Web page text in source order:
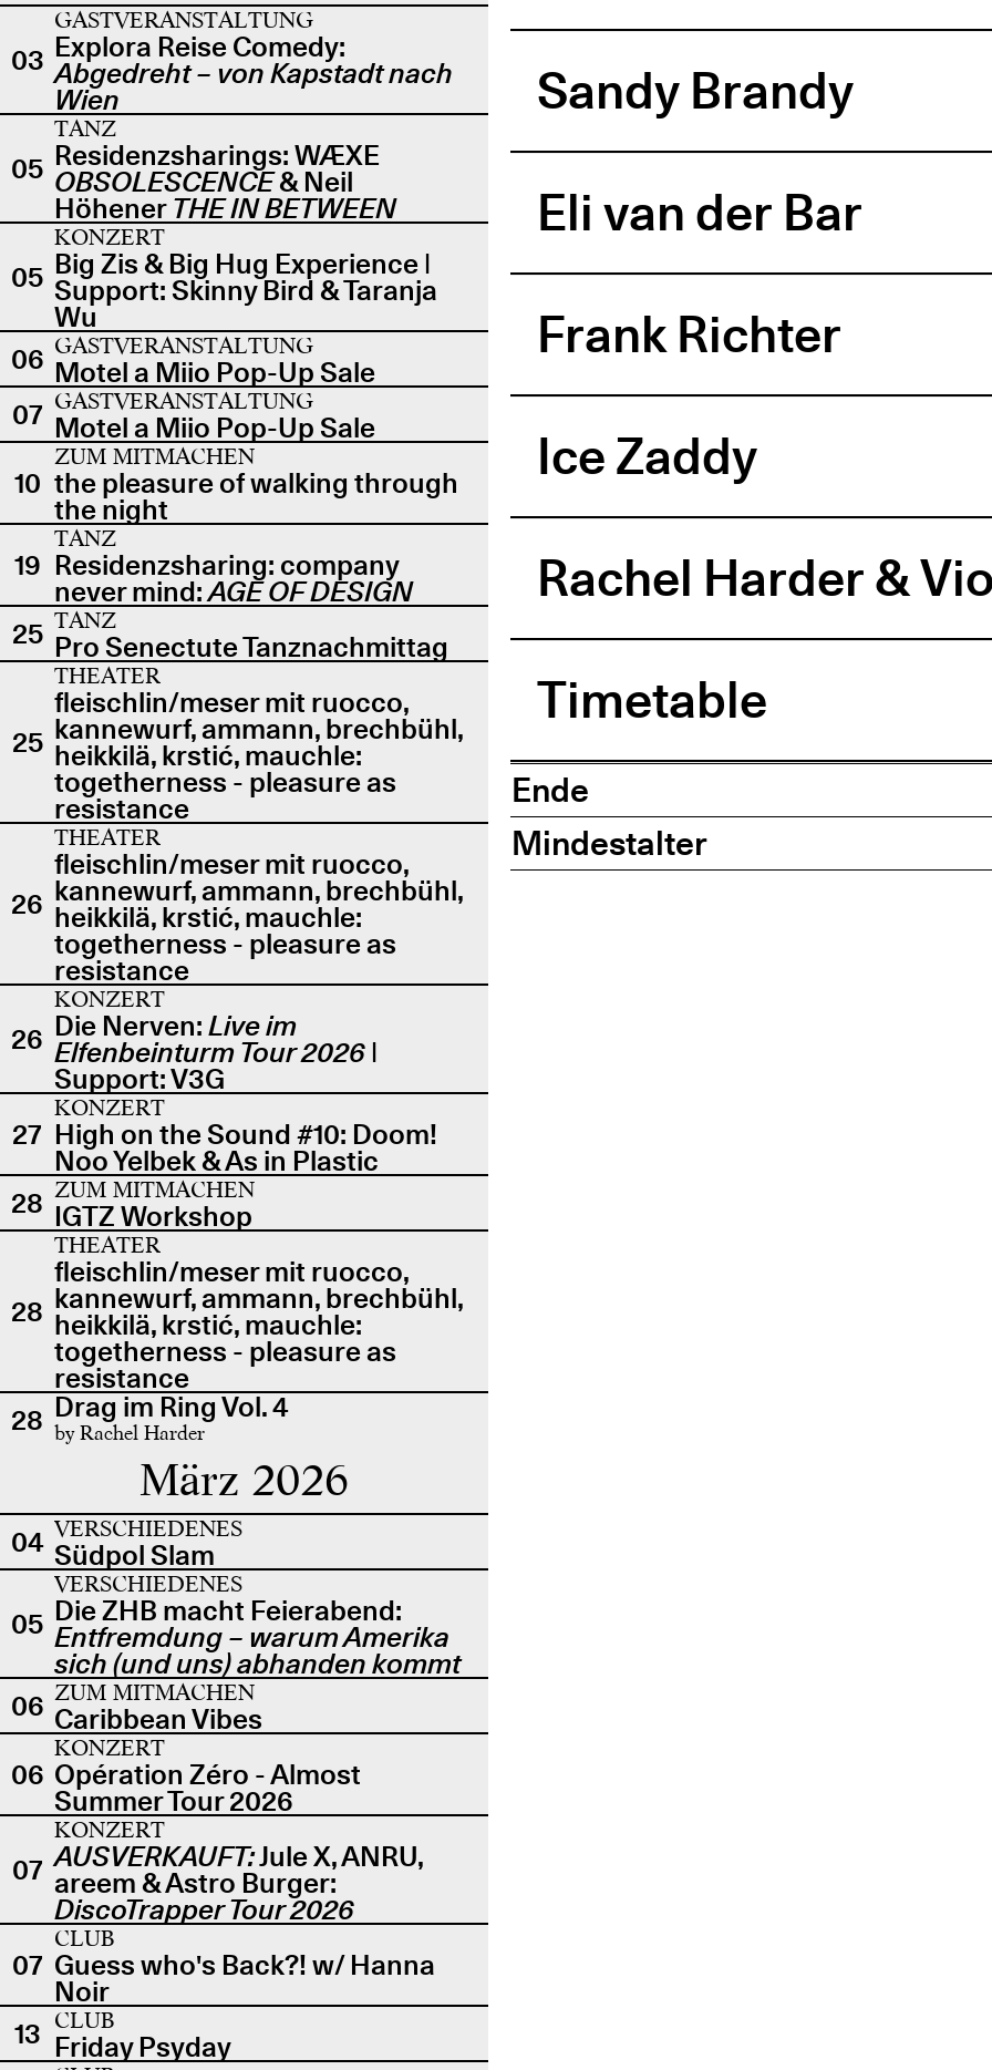
03
GASTVERANSTALTUNG
Explora Reise Comedy:
Abgedreht – von Kapstadt nach
Wien
05
TANZ
Residenzsharings: WÆXE
OBSOLESCENCE& Neil
Höhener THE IN BETWEEN
05
KONZERT
Big Zis & Big Hug Experience |
Support: Skinny Bird & Taranja
Wu
06 GASTVERANSTALTUNG
Motel a Miio Pop-Up Sale
07 GASTVERANSTALTUNG
Motel a Miio Pop-Up Sale
10
ZUM MITMACHEN
the pleasure of walking through
the night
19
TANZ
Residenzsharing: company
never mind:AGE OF DESIGN
25 TANZ
Pro Senectute Tanznachmittag
25
THEATER
fleischlin/meser mit ruocco,
kannewurf, ammann, brechbühl,
heikkilä, krstić, mauchle:
togetherness - pleasure as
resistance
26
THEATER
fleischlin/meser mit ruocco,
kannewurf, ammann, brechbühl,
heikkilä, krstić, mauchle:
togetherness - pleasure as
resistance
26
KONZERT
Die Nerven:Live im
Elfenbeinturm Tour 2026 |
Support: V3G
27
KONZERT
High on the Sound #10: Doom!
Noo Yelbek & As in Plastic
28 ZUM MITMACHEN
IGTZ Workshop
28
THEATER
fleischlin/meser mit ruocco,
kannewurf, ammann, brechbühl,
heikkilä, krstić, mauchle:
togetherness - pleasure as
resistance
28 Drag im Ring Vol. 4
by Rachel Harder
März 2026
04 VERSCHIEDENES
Südpol Slam
05
VERSCHIEDENES
Die ZHB macht Feierabend:
Entfremdung – warum Amerika
sich (und uns) abhanden kommt
06 ZUM MITMACHEN
Caribbean Vibes
06
KONZERT
Opération Zéro - Almost
Summer Tour 2026
07
KONZERT
AUSVERKAUFT:Jule X, ANRU,
areem & Astro Burger:
DiscoTrapper Tour 2026
07
CLUB
Guess who's Back?! w/ Hanna
Noir
13 CLUB
Friday Psyday
Sandy Brandy
Eli van der Bar
Frank Richter
Ice Zaddy
Rachel Harder &
Timetable
Ende
Mindestalter